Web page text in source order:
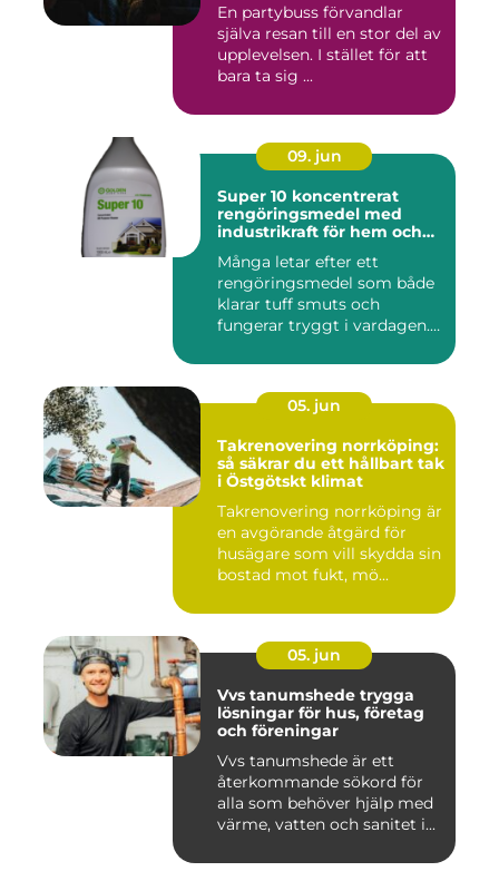
En partybuss förvandlar
själva resan till en stor del av
upplevelsen. I stället för att
bara ta sig ...
09. jun
Super 10 koncentrerat
rengöringsmedel med
industrikraft för hem och
Många letar efter ett
rengöringsmedel som både
klarar tuff smuts och
fungerar tryggt i vardagen.
05. jun
Takrenovering norrköping:
så säkrar du ett hållbart tak
i Östgötskt klimat
Takrenovering norrköping är
en avgörande åtgärd för
husägare som vill skydda sin
bostad mot fukt, mö...
05. jun
Vvs tanumshede trygga
lösningar för hus, företag
och föreningar
Vvs tanumshede är ett
återkommande sökord för
alla som behöver hjälp med
värme, vatten och sanitet i...